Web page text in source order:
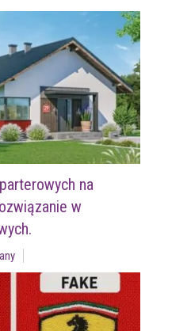
na
w